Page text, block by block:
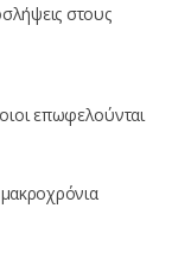
στους
επωφελούνται